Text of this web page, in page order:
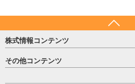
株式情報コンテンツ
日経平均
売買シグナル
その他コンテンツ